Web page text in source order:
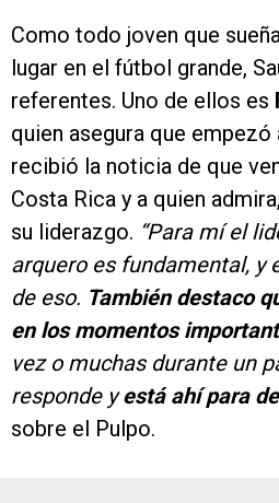
Como todo joven que
lugar en el fútbol grande,
referentes. Uno de ellos es
quien asegura que
recibió la noticia de que
Costa Rica y a quien
su liderazgo. “Para mí el
arquero es fundamental, y
de eso. También destaco
en los momentos
vez o muchas durante un
responde yestá ahí para
sobre el Pulpo.